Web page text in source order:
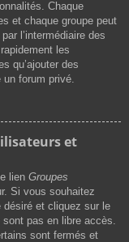
Chaque
et chaque groupe peut
l’intermédiaire des
les
qu’ajouter des
un forum privé.
et
lien Groupes
Si vous souhaitez
désiré et cliquez sur le
pas en libre accès.
sont fermés et